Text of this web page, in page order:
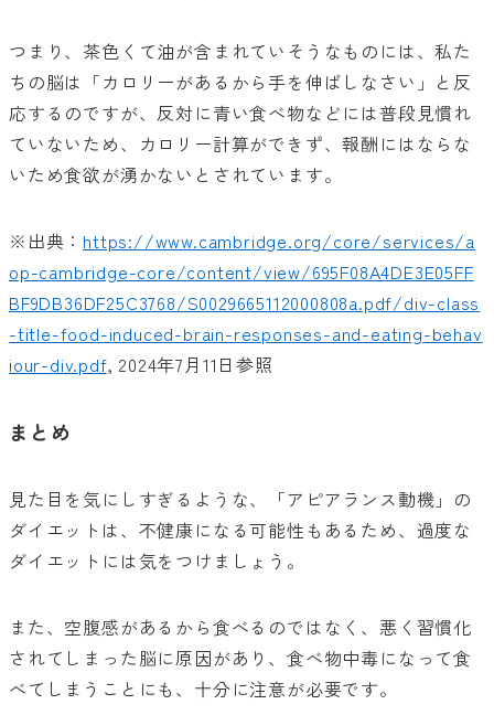
つまり、茶色くて油が含まれていそうなものには、私た
ちの脳は「カロリーがあるから手を伸ばしなさい」と反
応するのですが、反対に青い食べ物などには普段見慣れ
ていないため、カロリー計算ができず、報酬にはならな
いため食欲が湧かないとされています。
※出典： https://www.cambridge.org/core/services/a
op-cambridge-core/content/view/695F08A4DE3E05FF
BF9DB36DF25C3768/S0029665112000808a.pdf/div-class
-title-food-induced-brain-responses-and-eating-behav
iour-div.pdf, 2024年7月11日参照
まとめ
見た目を気にしすぎるような、「アピアランス動機」の
ダイエットは、不健康になる可能性もあるため、過度な
ダイエットには気をつけましょう。
また、空腹感があるから食べるのではなく、悪く習慣化
されてしまった脳に原因があり、食べ物中毒になって食
べてしまうことにも、十分に注意が必要です。